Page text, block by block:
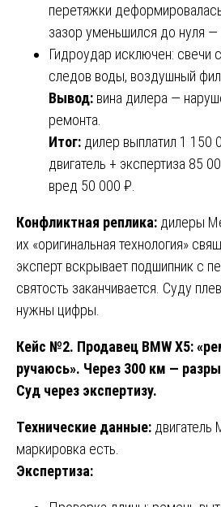
перетяжки
зазор уменьшился до нуля —
Гидроудар исключен: свечи
следов воды, воздушный
Вывод: вина дилера —
ремонта.
Итог: дилер выплатил 1 150
двигатель + экспертиза 85
вред 50 000 ₽.
Конфликтная реплика: дилеры
их «оригинальная технология»
эксперт вскрывает подшипник с
святость заканчивается. Суду
нужны цифры.
Кейс №2. Продавец BMW X5:
ручаюсь». Через 300 км —
Суд через экспертизу.
Технические данные: двигатель
маркировка есть.
Экспертиза: